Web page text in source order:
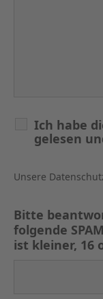
Ich habe
gelesen
Unsere
Bitte
folgende
ist kleiner, 16